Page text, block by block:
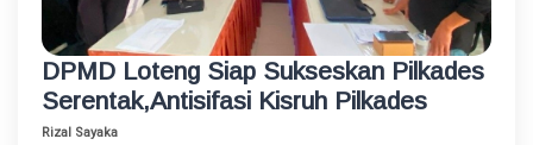
DPMD Loteng Siap Sukseskan Pilkades
Serentak,Antisifasi Kisruh Pilkades
Rizal Sayaka